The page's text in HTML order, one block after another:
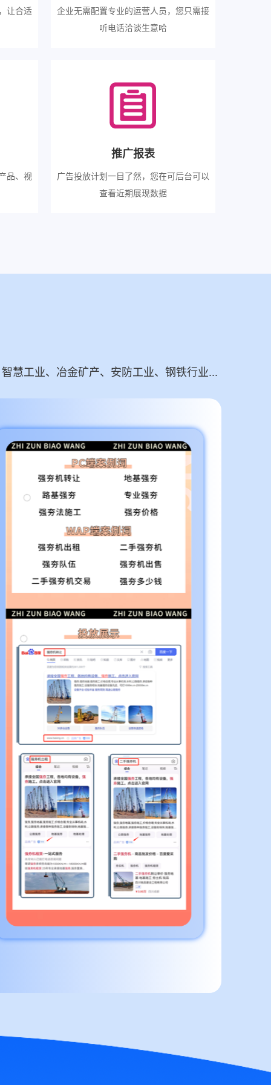
让合适
企业无需配置专业的运营人员，您只需接
听电话洽谈生意哈
品、视
推广报表
广告投放计划一目了然，您在可后台可以
查看近期展现数据
慧工业、冶金矿产、安防工业、钢铁行业...